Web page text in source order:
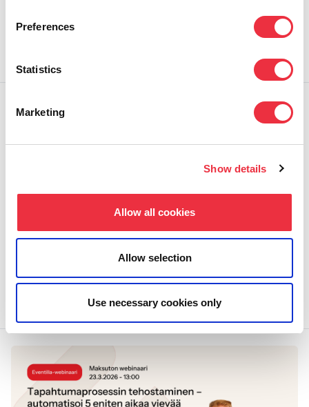
Preferences
Statistics
Marketing
Show details
Allow all cookies
Allow selection
Use necessary cookies only
TALLENNE: Timanttinen tapahtumasivu -koulutus